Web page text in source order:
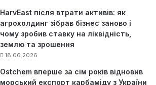
HarvEast після втрати активів: як
агрохолдинг зібрав бізнес заново і
чому зробив ставку на ліквідність,
землю та зрошення
18.06.2026
Ostchem вперше за сім років відновив
морський експорт карбаміду з України